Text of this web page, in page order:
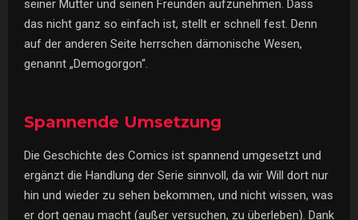
seiner Mutter und seinen Freunden aufzunehmen. Dass
das nicht ganz so einfach ist, stellt er schnell fest. Denn
auf der anderen Seite herrschen dämonische Wesen,
genannt „Demogorgon“.
Spannende Umsetzung
Die Geschichte des Comics ist spannend umgesetzt und
ergänzt die Handlung der Serie sinnvoll, da wir Will dort nur
hin und wieder zu sehen bekommen, und nicht wissen, was
er dort genau macht (außer versuchen, zu überleben). Dank